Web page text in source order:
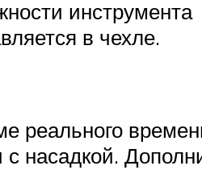
инструмента
в чехле.
реального
насадкой.